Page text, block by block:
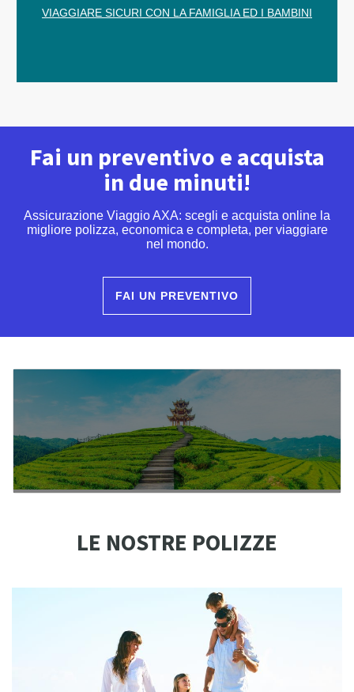
VIAGGIARE SICURI CON LA FAMIGLIA ED I BAMBINI
Fai un preventivo e acquista
in due minuti!
Assicurazione Viaggio AXA: scegli e acquista online la
migliore polizza, economica e completa, per viaggiare
nel mondo.
FAI UN PREVENTIVO
LE NOSTRE POLIZZE